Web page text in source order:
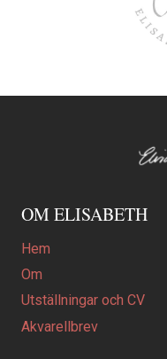
OM ELISABETH
Hem
Om
Utställningar och CV
Akvarellbrev